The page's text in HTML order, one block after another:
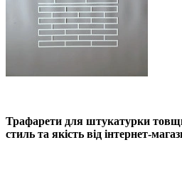
Трафарети для штукатурки
стиль та якість від інтернет-